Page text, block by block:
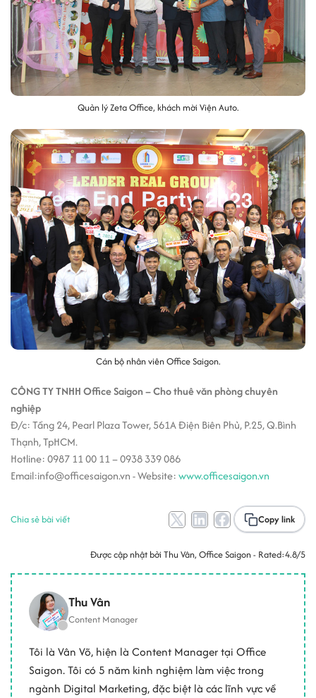
Quản lý Zeta Office, khách mời Viện Auto.
Cán bộ nhân viên Office Saigon.
CÔNG TY TNHH Office Saigon – Cho thuê văn phòng chuyên
nghiệp
Đ/c: Tầng 24, Pearl Plaza Tower, 561A Điện Biên Phủ, P.25, Q.Bình
Thạnh, TpHCM.
Hotline: 0987 11 00 11 – 0938 339 086
Email:info@officesaigon.vn - Website:www.officesaigon.vn
Chia sẻ bài viết Copy link
Được cập nhật bởi Thu Vân, Office Saigon - Rated:4.8/5
Thu Vân
Content Manager
Tôi là Vân Võ, hiện là Content Manager tại Office
Saigon. Tôi có 5 năm kinh nghiệm làm việc trong
ngành Digital Marketing, đặc biệt là các lĩnh vực về